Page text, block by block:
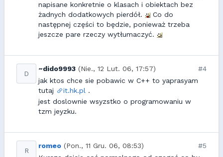
napisane konkretnie o klasach i obiektach bez
żadnych dodatkowych pierdół.
Co do
następnej części to będzie, ponieważ trzeba
jeszcze pare rzeczy wytłumaczyć.
D
~dido9993 (Nie., 12 Lut. 06, 17:57)
#4
jak ktos chce sie pobawic w C++ to yaprasyam
tutaj
it.hk.pl .
jest doslownie wsyzstko o programowaniu w
tzm jeyzku.
R
romeo (Pon., 11 Gru. 06, 08:53)
#5